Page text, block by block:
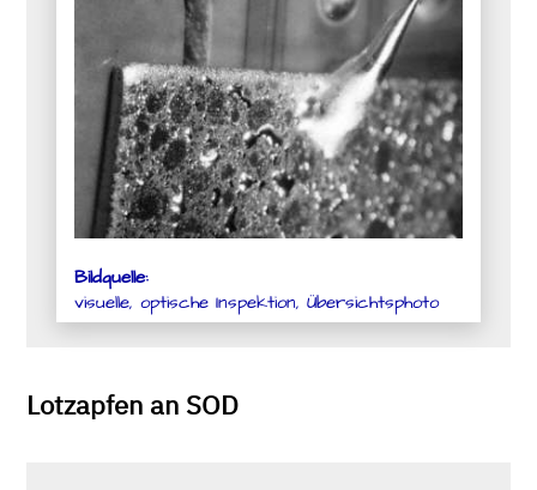
Bildquelle:
visuelle, optische Inspektion, Übersichtsphoto
Lotzapfen an SOD